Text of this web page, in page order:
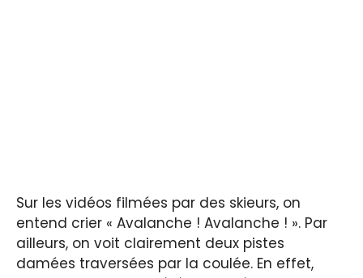
Sur les vidéos filmées par des skieurs, on
entend crier « Avalanche ! Avalanche ! ». Par
ailleurs, on voit clairement deux pistes
damées traversées par la coulée. En effet,